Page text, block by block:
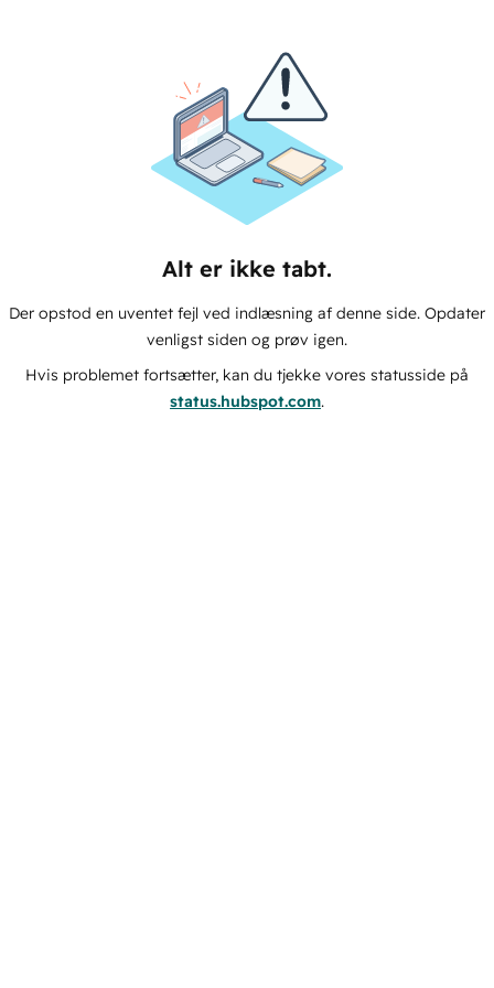
Alt er ikke tabt.
Der opstod en uventet fejl ved indlæsning af denne side. Opdater
venligst siden og prøv igen.
Hvis problemet fortsætter, kan du tjekke vores statusside på
status.hubspot.com.